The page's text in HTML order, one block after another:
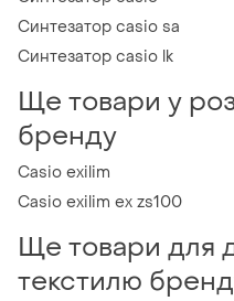
Синтезатор casio sa
Синтезатор casio lk
Ще товари у
бренду
Casio exilim
Casio exilim ex zs100
Ще товари для
текстилю